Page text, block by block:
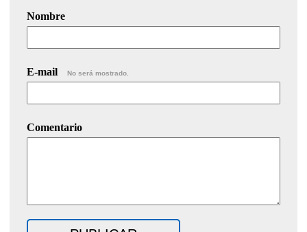
Nombre
E-mail No será mostrado.
Comentario